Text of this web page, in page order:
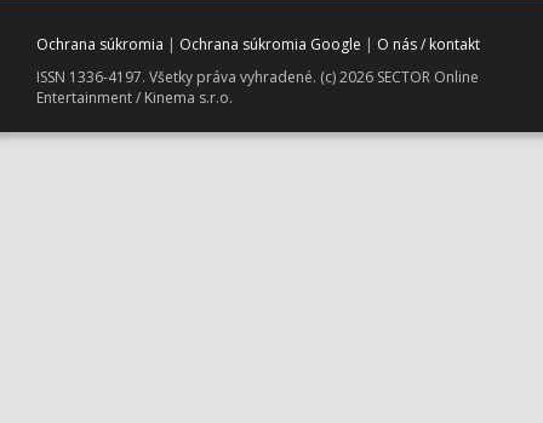
Ochrana súkromia | Ochrana súkromia Google | O nás / kontakt
ISSN 1336-4197. Všetky práva vyhradené. (c) 2026 SECTOR Online
Entertainment / Kinema s.r.o.